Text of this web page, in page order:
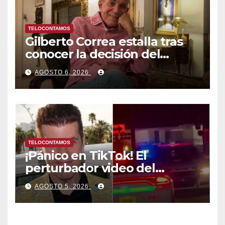
TELOCONTAMOS
Gilberto Correa estalla tras
conocer la decisión del
tribunal en su caso
AGOSTO 6, 2026
TELOCONTAMOS
¡Pánico en TikTok! El
perturbador video del
famoso influencer Perez
Hilton que obligó a sus fans a
pedir ayuda médica
AGOSTO 5, 2026